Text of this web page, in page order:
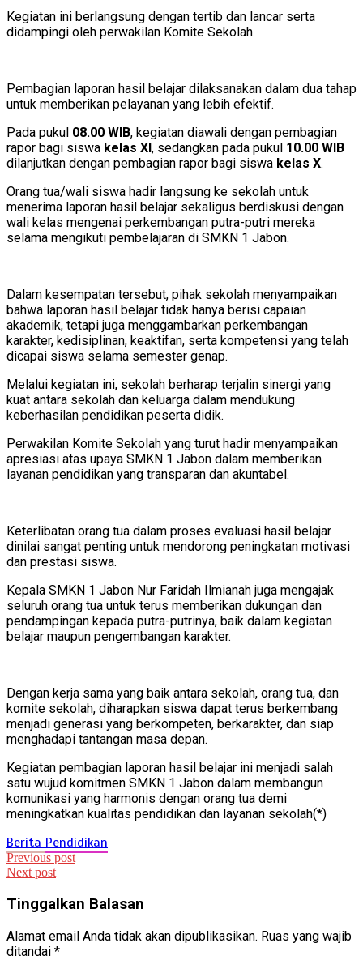
Kegiatan ini berlangsung dengan tertib dan lancar serta
didampingi oleh perwakilan Komite Sekolah.
Pembagian laporan hasil belajar dilaksanakan dalam dua tahap
untuk memberikan pelayanan yang lebih efektif.
Pada pukul 08.00 WIB, kegiatan diawali dengan pembagian
rapor bagi siswa kelas XI , sedangkan pada pukul 10.00 WIB
dilanjutkan dengan pembagian rapor bagi siswa kelas X.
Orang tua/wali siswa hadir langsung ke sekolah untuk
menerima laporan hasil belajar sekaligus berdiskusi dengan
wali kelas mengenai perkembangan putra-putri mereka
selama mengikuti pembelajaran di SMKN 1 Jabon.
Dalam kesempatan tersebut, pihak sekolah menyampaikan
bahwa laporan hasil belajar tidak hanya berisi capaian
akademik, tetapi juga menggambarkan perkembangan
karakter, kedisiplinan, keaktifan, serta kompetensi yang telah
dicapai siswa selama semester genap.
Melalui kegiatan ini, sekolah berharap terjalin sinergi yang
kuat antara sekolah dan keluarga dalam mendukung
keberhasilan pendidikan peserta didik.
Perwakilan Komite Sekolah yang turut hadir menyampaikan
apresiasi atas upaya SMKN 1 Jabon dalam memberikan
layanan pendidikan yang transparan dan akuntabel.
Keterlibatan orang tua dalam proses evaluasi hasil belajar
dinilai sangat penting untuk mendorong peningkatan motivasi
dan prestasi siswa.
Kepala SMKN 1 Jabon Nur Faridah Ilmianah juga mengajak
seluruh orang tua untuk terus memberikan dukungan dan
pendampingan kepada putra-putrinya, baik dalam kegiatan
belajar maupun pengembangan karakter.
Dengan kerja sama yang baik antara sekolah, orang tua, dan
komite sekolah, diharapkan siswa dapat terus berkembang
menjadi generasi yang berkompeten, berkarakter, dan siap
menghadapi tantangan masa depan.
Kegiatan pembagian laporan hasil belajar ini menjadi salah
satu wujud komitmen SMKN 1 Jabon dalam membangun
komunikasi yang harmonis dengan orang tua demi
meningkatkan kualitas pendidikan dan layanan sekolah(*)
Berita Pendidikan
Navigasi
pos
Previous post
Next post
Tinggalkan Balasan
Alamat email Anda tidak akan dipublikasikan. Ruas yang wajib
ditandai *